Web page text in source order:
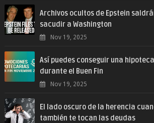
Archivos ocultos de Epstein
sacudir a Washington
Nov 19, 2025
Así puedes conseguir una
durante el Buen Fin
Nov 19, 2025
El lado oscuro de la herencia
también te tocan las deudas